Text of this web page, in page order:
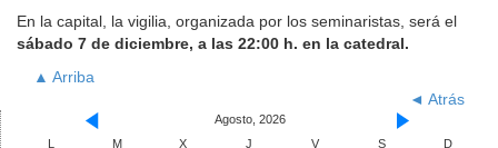
En la capital, la vigilia, organizada por los seminaristas, será el
sábado 7 de diciembre, a las 22:00 h. en la catedral.
▲ Arriba
◄ Atrás
Agosto, 2026
L
M X J V S D